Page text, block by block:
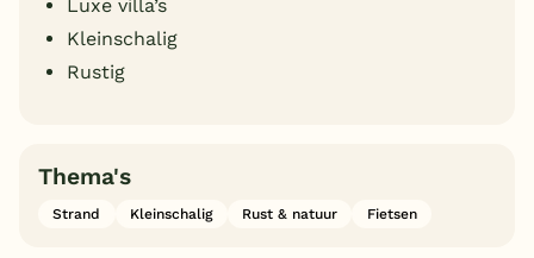
Luxe villa’s
Kleinschalig
Rustig
Thema's
Strand Kleinschalig Rust & natuur Fietsen